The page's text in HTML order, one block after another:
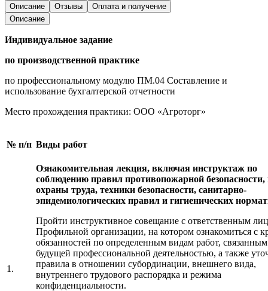
Описание Отзывы
Оплата и получение
Описание
Индивидуальное задание
по производственной практике
по профессиональному модулю ПМ.04 Составление и
использование бухгалтерской отчетности
Место прохождения практики: ООО «Агроторг»
№ п/п Виды работ
1.
Ознакомительная лекция, включая инструктаж по
соблюдению правил противопожарной
охраны труда, техники безопасности, санитарно-
эпидемиологических правил и гигиенических
Пройти инструктивное совещание с ответственным
Профильной организации, на котором ознакомиться с
обязанностей по определенным видам работ,
будущей профессиональной деятельностью, а также
правила в отношении субординации, внешнего вида,
внутреннего трудового распорядка и режима
конфиденциальности.